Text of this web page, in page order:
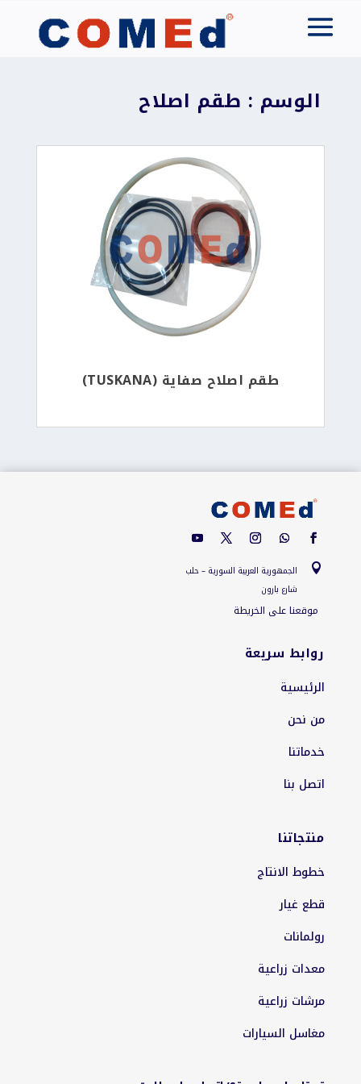
الوسم : طقم اصلاح
طقم اصلاح صفاية (TUSKANA)

الجمهورية العربية السورية – حلب
شارع بارون
موقعنا على الخريطة
روابط سريعة
الرئيسية
من نحن
خدماتنا
اتصل بنا
منتجاتنا
خطوط الانتاج
قطع غيار
رولمانات
معدات زراعية
مرشات زراعية
مغاسل السيارات